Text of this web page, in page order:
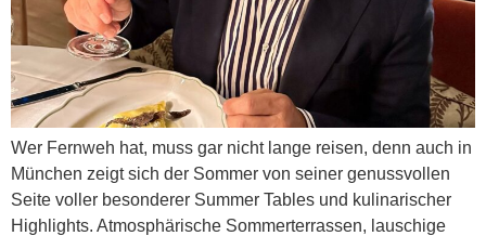
Wer Fernweh hat, muss gar nicht lange reisen, denn auch in
München zeigt sich der Sommer von seiner genussvollen
Seite voller besonderer Summer Tables und kulinarischer
Highlights. Atmosphärische Sommerterrassen, lauschige